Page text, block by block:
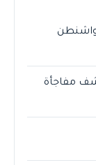
واشنطن
مفاجأة